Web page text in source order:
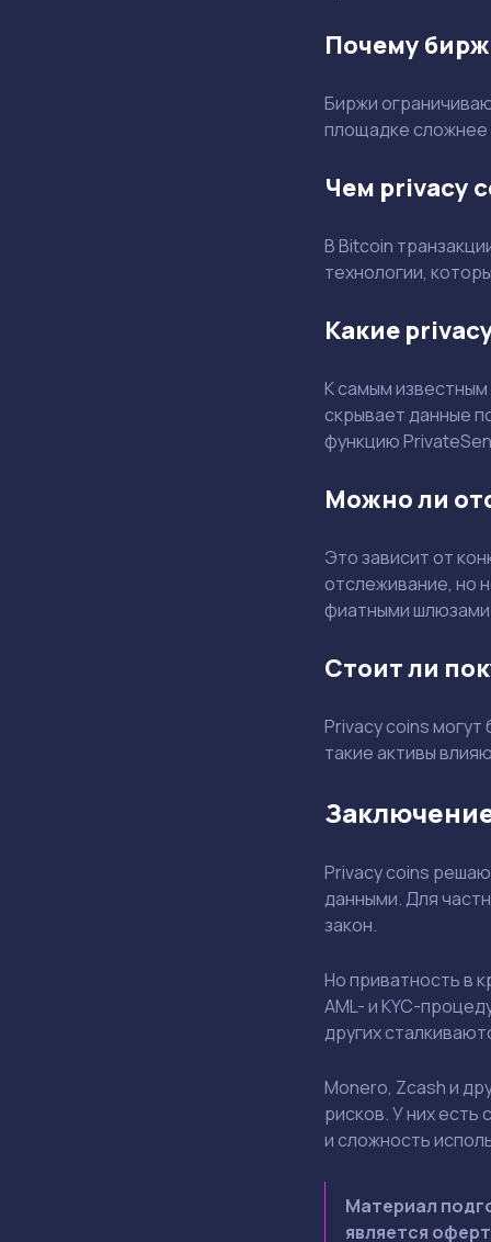
Почему
Биржи
площадке сложнее
Чем privacy
В Bitcoin
технологии,
Какие
К самым
скрывает данные
функцию
Можно ли
Это зависит от
отслеживание, но
фиатными
Стоит ли
Privacy coins
такие активы
Privacy coins
данными. Для
закон.
Но приватность в
AML- и KYC-
других
Monero, Zcash и
рисков. У них есть
и сложность
Материал
является